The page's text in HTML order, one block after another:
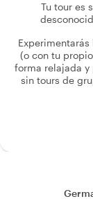
Tu tour es
(o con tu
forma relajada y
sin tours de